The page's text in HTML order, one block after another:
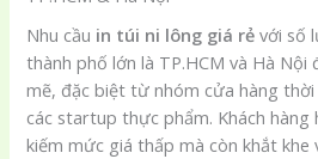
Nhu cầu in túi ni lông giá rẻ với số
thành phố lớn là TP.HCM và Hà
mẽ, đặc biệt từ nhóm cửa hàng
các startup thực phẩm. Khách hàng
kiếm mức giá thấp mà còn khắt khe